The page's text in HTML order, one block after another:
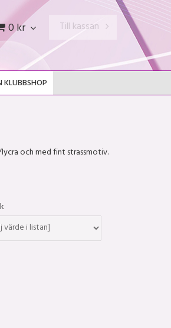
0 kr Till kassan
KLUBBSHOP
och med fint strassmotiv.